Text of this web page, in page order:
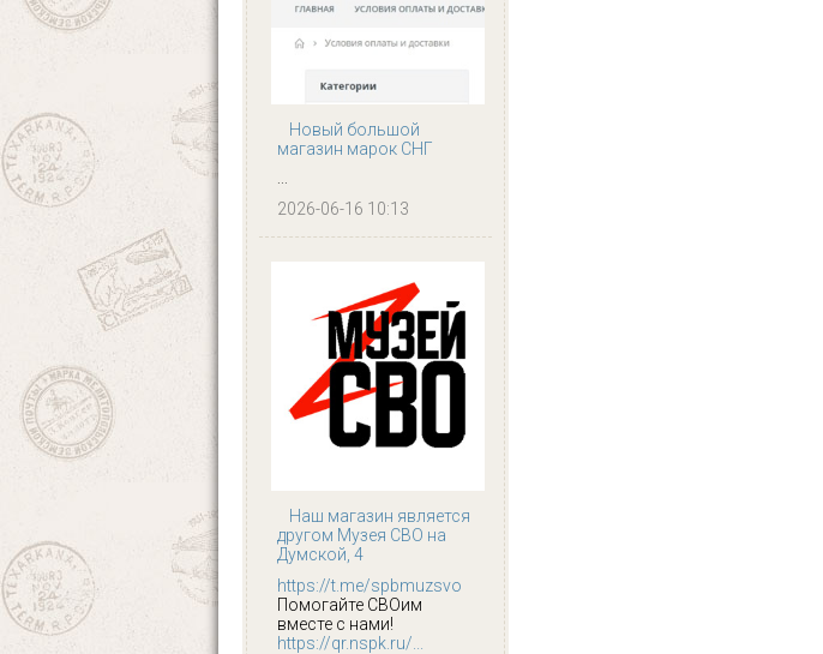
Новый большой
магазин марок СНГ
...
2026-06-16 10:13
Наш магазин является
другом Музея СВО на
Думской, 4
https://t.me/spbmuzsvo
Помогайте СВОим
вместе с нами!
https://qr.nspk.ru/...